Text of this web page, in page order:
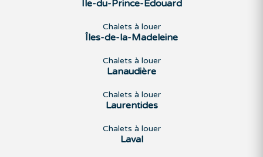
Île-du-Prince-Édouard
Chalets à louer
Îles-de-la-Madeleine
Chalets à louer
Lanaudière
Chalets à louer
Laurentides
Chalets à louer
Laval